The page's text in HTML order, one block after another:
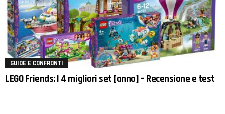
GUIDE E CONFRONTI
LEGO Friends: I 4 migliori set [anno] – Recensione e test